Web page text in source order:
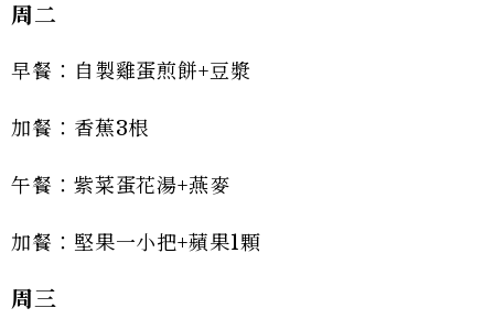
周二
早餐：自製雞蛋煎餅+豆漿
加餐：香蕉3根
午餐：紫菜蛋花湯+燕麥
加餐：堅果一小把+蘋果1顆
周三